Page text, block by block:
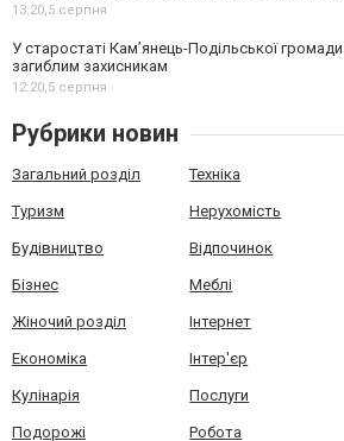
13:20,5 серпня
У старостаті Кам’янець-Подільської
загиблим захисникам
12:20,5 серпня
Рубрики новин
Загальний розділ Техніка
Туризм Нерухомість
Будівництво Відпочинок
Бізнес Меблі
Жіночий розділ Інтернет
Економіка Інтер'єр
Кулінарія Послуги
Подорожі Робота